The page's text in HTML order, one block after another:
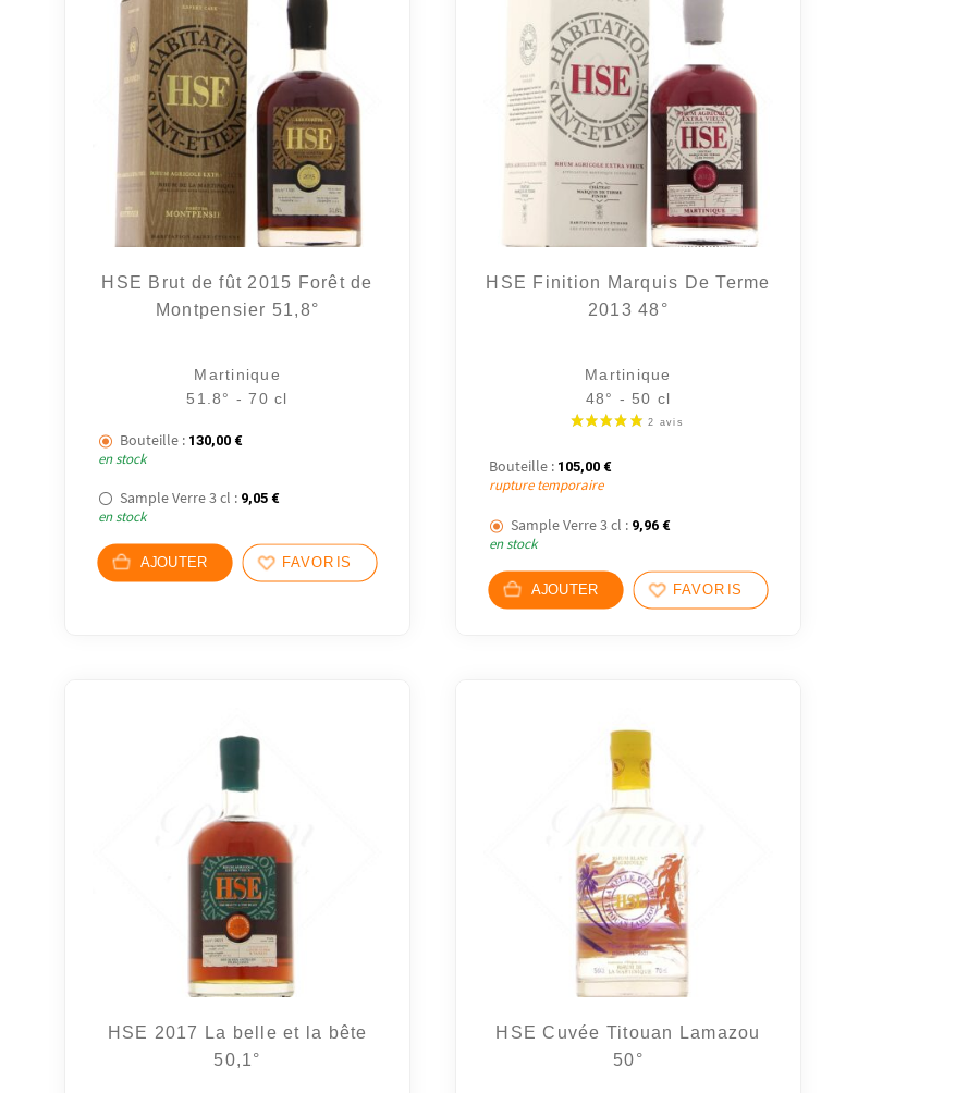
HSE Brut de fût 2015 Forêt de
Montpensier 51,8°
Martinique
51.8° - 70 cl
Bouteille : 130,00 €
en stock
Sample Verre 3 cl : 9,05 €
en stock
AJOUTER FAVORIS
HSE Finition Marquis De Terme
2013 48°
Martinique
48° - 50 cl
Bouteille : 105,00 €
rupture temporaire
Sample Verre 3 cl : 9,96 €
en stock
AJOUTER FAVORIS
HSE 2017 La belle et la bête
50,1°
HSE Cuvée Titouan Lamazou
50°